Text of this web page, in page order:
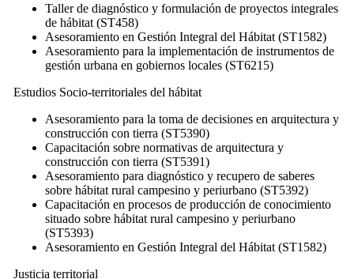
Taller de diagnóstico y formulación de proyectos integrales
de hábitat (ST458)
Asesoramiento en Gestión Integral del Hábitat (ST1582)
Asesoramiento para la implementación de instrumentos de
gestión urbana en gobiernos locales (ST6215)
Estudios Socio-territoriales del hábitat
Asesoramiento para la toma de decisiones en arquitectura y
construcción con tierra (ST5390)
Capacitación sobre normativas de arquitectura y
construcción con tierra (ST5391)
Asesoramiento para diagnóstico y recupero de saberes
sobre hábitat rural campesino y periurbano (ST5392)
Capacitación en procesos de producción de conocimiento
situado sobre hábitat rural campesino y periurbano
(ST5393)
Asesoramiento en Gestión Integral del Hábitat (ST1582)
Justicia territorial